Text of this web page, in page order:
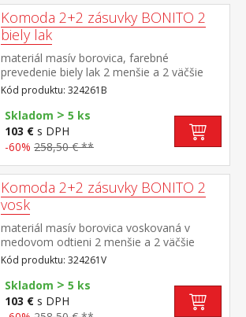
Komoda 2+2 zásuvky BONITO 2
biely lak
materiál masív borovica, farebné
prevedenie biely lak 2 menšie a 2 väčšie
zásuvky s kovovými pojazdmi
Kód produktu: 324261B
Skladom > 5 ks
103 € s DPH
-60% 258,50 € **
Komoda 2+2 zásuvky BONITO 2
vosk
materiál masív borovica voskovaná v
medovom odtieni 2 menšie a 2 väčšie
zásuvky s kovovými pojazdmi
Kód produktu: 324261V
Skladom > 5 ks
103 € s DPH